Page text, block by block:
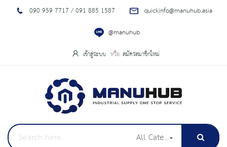
090 959 7717 / 091 885 1587
quickinfo@manuhub.asia
@manuhub
เข้าสู่ระบบ สมัครสมาชิกใหม่
All Categories